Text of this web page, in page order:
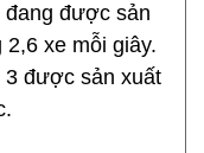
đang được sản
xe mỗi giây.
3 được sản xuất